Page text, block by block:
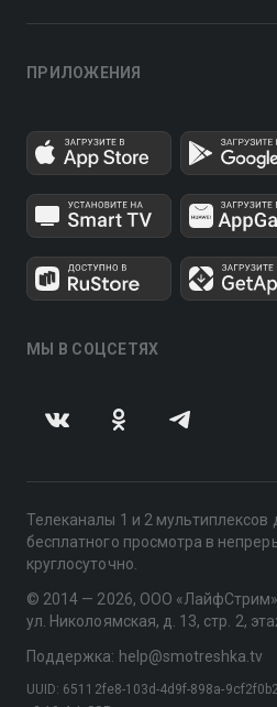
ПРИЛОЖЕНИЯ
МЫ В СОЦСЕТЯХ
Телеканалы 1 и 2 мультиплексов
бесплатного просмотра в
круглосуточно.
© 2014 — 2026, ООО
ул. Николоямская, д. 13, стр. 2,
Поддержка: help@smotreshka.tv
UUID: 65112fe8-103d-4d9f-898a-